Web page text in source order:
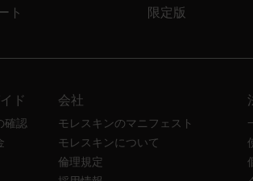
ト 限定版
ド
確認
会社
モレスキンのマニフェスト
モレスキンについて
倫理規定